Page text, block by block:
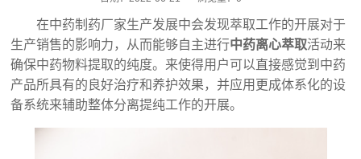
在中药制药厂家生产发展中会发现萃取工作的开展对于
生产销售的影响力，从而能够自主进行中药离心萃取活动来
确保中药物料提取的纯度。来使得用户可以直接感觉到中药
产品所具有的良好治疗和养护效果，并应用更成体系化的设
备系统来辅助整体分离提纯工作的开展。